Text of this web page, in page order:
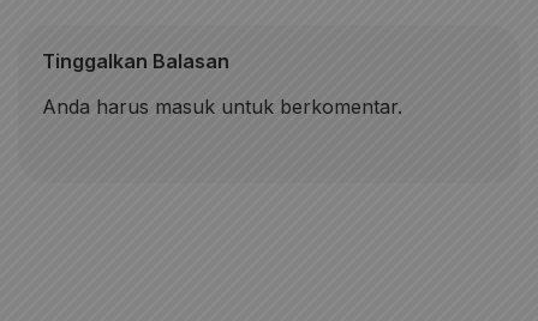
Tinggalkan Balasan
Anda harus masuk untuk berkomentar.